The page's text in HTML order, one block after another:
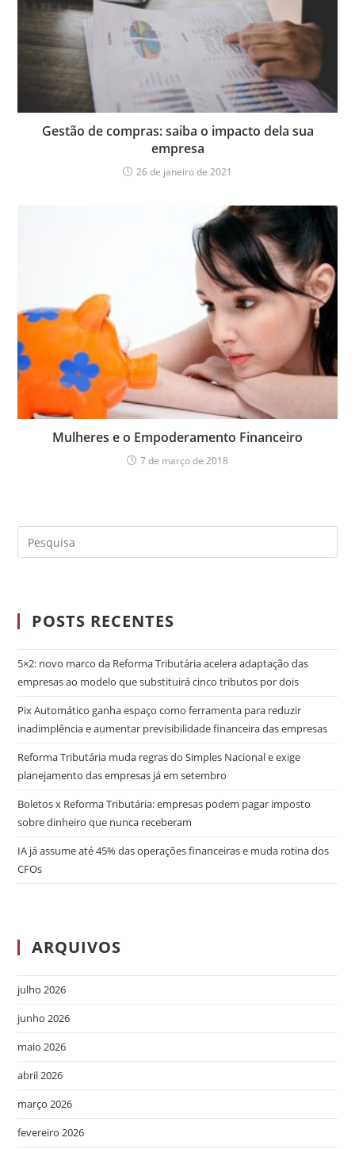
Gestão de compras: saiba o impacto dela sua
empresa
26 de janeiro de 2021
Mulheres e o Empoderamento Financeiro
7 de março de 2018
POSTS RECENTES
5×2: novo marco da Reforma Tributária acelera adaptação das
empresas ao modelo que substituirá cinco tributos por dois
Pix Automático ganha espaço como ferramenta para reduzir
inadimplência e aumentar previsibilidade financeira das empresas
Reforma Tributária muda regras do Simples Nacional e exige
planejamento das empresas já em setembro
Boletos x Reforma Tributária: empresas podem pagar imposto
sobre dinheiro que nunca receberam
IA já assume até 45% das operações financeiras e muda rotina dos
CFOs
ARQUIVOS
julho 2026
junho 2026
maio 2026
abril 2026
março 2026
fevereiro 2026